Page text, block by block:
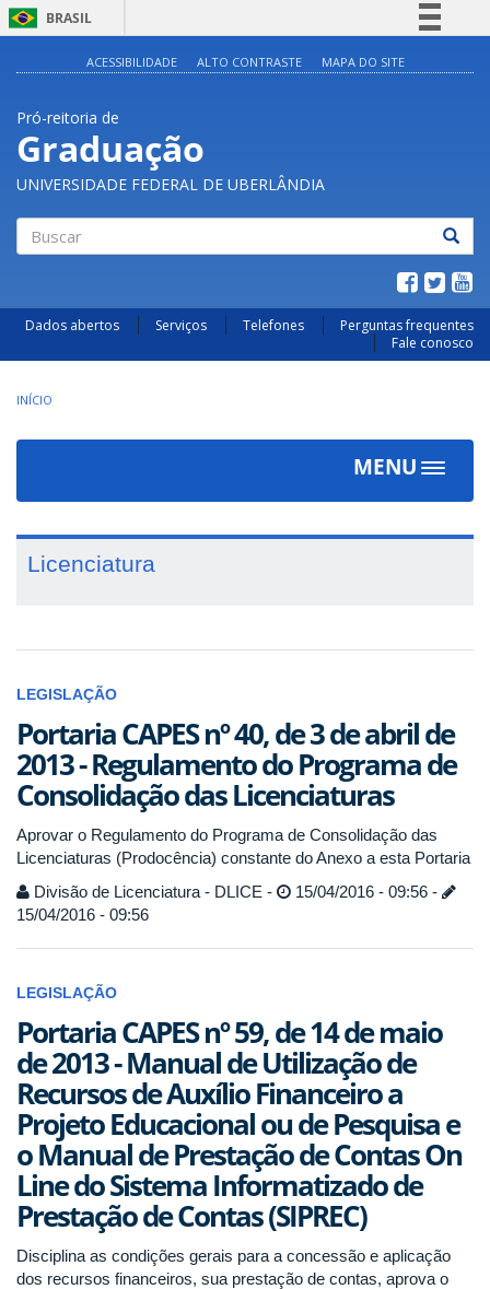
BRASIL
Legislação
Canais
ACESSIBILIDADE ALTO CONTRASTE MAPA DO SITE
Pró-reitoria de
Graduação
UNIVERSIDADE FEDERAL DE UBERLÂNDIA
Dados abertos Serviços Telefones
Perguntas frequentes
Fale conosco
INÍCIO
MENU
Toggle
Licenciatura
LEGISLAÇÃO
Portaria CAPES nº 40, de 3 de abril de
2013 - Regulamento do Programa de
Consolidação das Licenciaturas
Aprovar o Regulamento do Programa de Consolidação das
Licenciaturas (Prodocência) constante do Anexo a esta Portaria
Divisão de Licenciatura - DLICE -
15/04/2016 - 09:56 -
15/04/2016 - 09:56
LEGISLAÇÃO
Portaria CAPES nº 59, de 14 de maio
de 2013 - Manual de Utilização de
Recursos de Auxílio Financeiro a
Projeto Educacional ou de Pesquisa e
o Manual de Prestação de Contas On
Line do Sistema Informatizado de
Prestação de Contas (SIPREC)
Disciplina as condições gerais para a concessão e aplicação
dos recursos financeiros, sua prestação de contas, aprova o